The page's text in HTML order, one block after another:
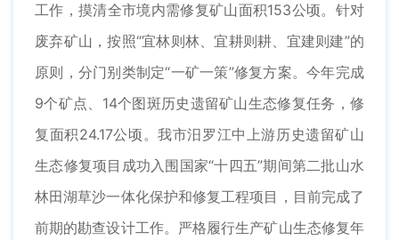
工作，摸清全市境内需修复矿山面积153公顷。针对
废弃矿山，按照“宜林则林、宜耕则耕、宜建则建”的
原则，分门别类制定“一矿一策”修复方案。今年完成
9个矿点、14个图斑历史遗留矿山生态修复任务，修
复面积24.17公顷。我市汨罗江中上游历史遗留矿山
生态修复项目成功入围国家“十四五”期间第二批山水
林田湖草沙一体化保护和修复工程项目，目前完成了
前期的勘查设计工作。严格履行生产矿山生态修复年